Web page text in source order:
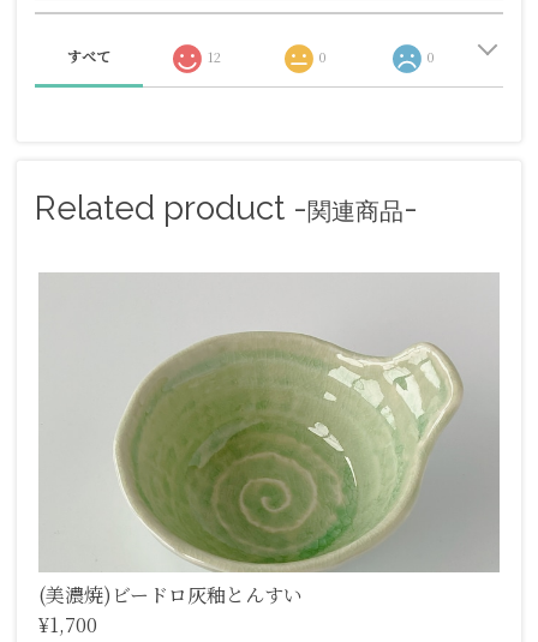
すべて 12 0 0
Related product -関連商品-
(美濃焼)ビードロ灰釉とんすい
¥1,700